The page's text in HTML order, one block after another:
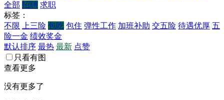
全部 招聘 求职
标签：
不限
上三险 包吃 包住 弹性工作 加班补助 交五险 待遇优厚 五
险一金 绩效奖金
默认排序 最热 最新 点赞
只看有图
查看更多
没有更多了